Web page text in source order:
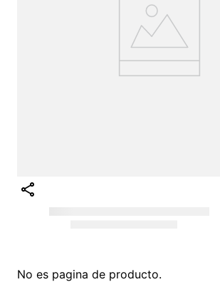
No es pagina de producto.